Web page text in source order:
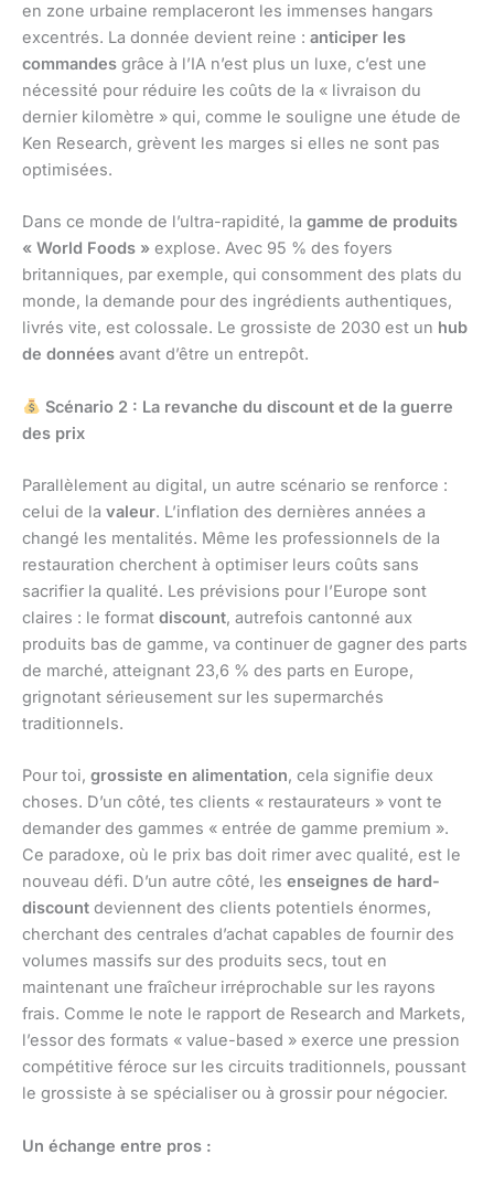
en zone urbaine remplaceront les immenses hangars
excentrés. La donnée devient reine : anticiper les
commandes grâce à l’IA n’est plus un luxe, c’est une
nécessité pour réduire les coûts de la « livraison du
dernier kilomètre » qui, comme le souligne une étude de
Ken Research, grèvent les marges si elles ne sont pas
optimisées.
Dans ce monde de l’ultra-rapidité, la gamme de produits
« World Foods » explose. Avec 95 % des foyers
britanniques, par exemple, qui consomment des plats du
monde, la demande pour des ingrédients authentiques,
livrés vite, est colossale. Le grossiste de 2030 est un hub
de données avant d’être un entrepôt.
Scénario 2 : La revanche du discount et de la guerre
des prix
Parallèlement au digital, un autre scénario se renforce :
celui de la valeur. L’inflation des dernières années a
changé les mentalités. Même les professionnels de la
restauration cherchent à optimiser leurs coûts sans
sacrifier la qualité. Les prévisions pour l’Europe sont
claires : le format discount, autrefois cantonné aux
produits bas de gamme, va continuer de gagner des parts
de marché, atteignant 23,6 % des parts en Europe,
grignotant sérieusement sur les supermarchés
traditionnels.
Pour toi, grossiste en alimentation, cela signifie deux
choses. D’un côté, tes clients « restaurateurs » vont te
demander des gammes « entrée de gamme premium ».
Ce paradoxe, où le prix bas doit rimer avec qualité, est le
nouveau défi. D’un autre côté, les enseignes de hard-
discount deviennent des clients potentiels énormes,
cherchant des centrales d’achat capables de fournir des
volumes massifs sur des produits secs, tout en
maintenant une fraîcheur irréprochable sur les rayons
frais. Comme le note le rapport de Research and Markets,
l’essor des formats « value-based » exerce une pression
compétitive féroce sur les circuits traditionnels, poussant
le grossiste à se spécialiser ou à grossir pour négocier.
Un échange entre pros :